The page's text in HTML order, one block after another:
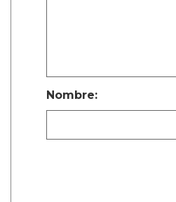
Nombre: